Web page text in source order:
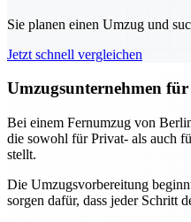
Sie planen einen Umzug und
Jetzt schnell vergleichen
Umzugsunternehmen
Bei einem Fernumzug von
die sowohl für Privat- als auch
stellt.
Die Umzugsvorbereitung
sorgen dafür, dass jeder Schritt